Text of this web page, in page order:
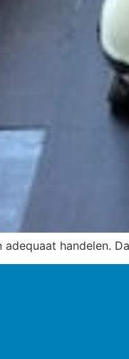
adequaat handelen.